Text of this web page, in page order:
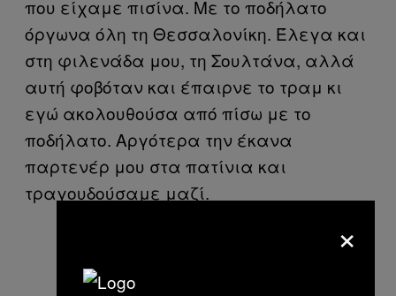
που είχαμε πισίνα. Με το ποδήλατο
όργωνα όλη τη Θεσσαλονίκη. Έλεγα και
στη φιλενάδα μου, τη Σουλτάνα, αλλά
αυτή φοβόταν και έπαιρνε το τραμ κι
εγώ ακολουθούσα από πίσω με το
ποδήλατο. Αργότερα την έκανα
παρτενέρ μου στα πατίνια και
τραγουδούσαμε μαζί.
×